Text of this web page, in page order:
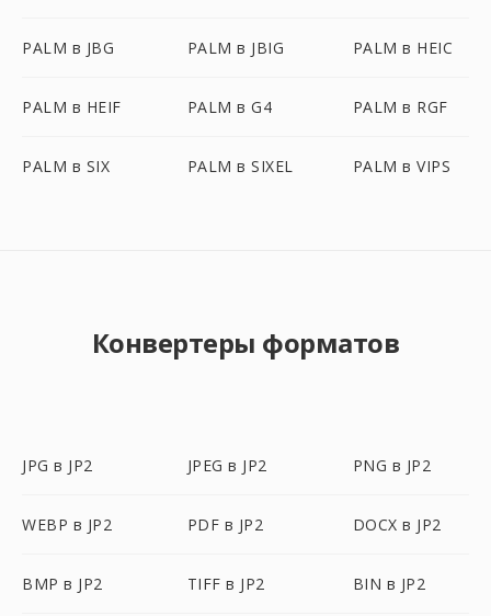
PALM в JBG PALM в JBIG PALM в HEIC
PALM в HEIF PALM в G4 PALM в RGF
PALM в SIX PALM в SIXEL PALM в VIPS
Конвертеры форматов
JPG в JP2 JPEG в JP2 PNG в JP2
WEBP в JP2 PDF в JP2 DOCX в JP2
BMP в JP2 TIFF в JP2 BIN в JP2